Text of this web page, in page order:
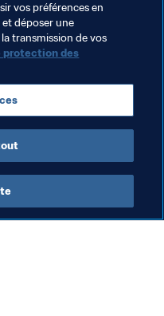
billets !
vos préférences en
déposer une
transmission de vos
protection des